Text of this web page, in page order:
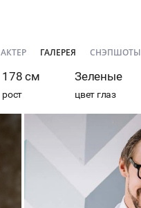
АКТЕР ГАЛЕРЕЯ СНЭПШОТЫ
178 см
рост
Зеленые
цвет глаз